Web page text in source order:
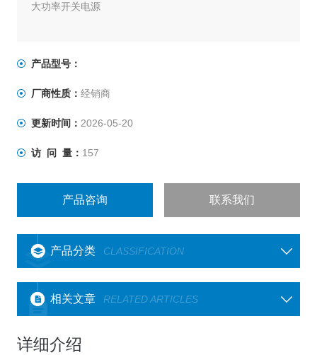
大功率开关电源
产品型号：
厂商性质： 经销商
更新时间： 2026-05-20
访 问 量： 157
产品咨询 联系我们
产品分类 CLASSIFICATION
相关文章 RELATED ARTICLES
详细介绍